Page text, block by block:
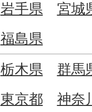
岩手県
宮城
福島県
栃木県
群馬
東京都 神奈